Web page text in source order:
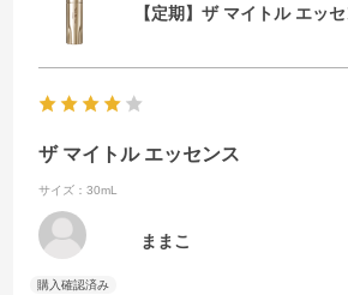
【定期】ザ マイトル エッ
ザ マイトル エッセンス
サイズ：30mL
ままこ